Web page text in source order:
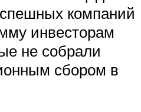
компаний
инвесторам
не собрали
сбором в